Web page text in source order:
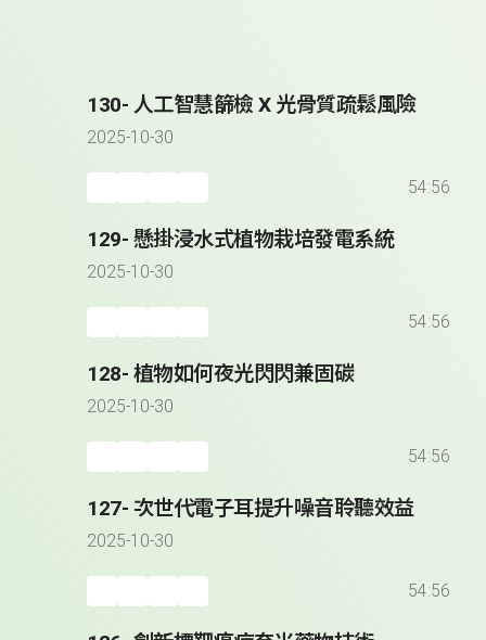
130- 人工智慧篩檢 X 光骨質疏鬆風險
2025-10-30
54:56
129- 懸掛浸水式植物栽培發電系統
2025-10-30
54:56
128- 植物如何夜光閃閃兼固碳
2025-10-30
54:56
127- 次世代電子耳提升噪音聆聽效益
2025-10-30
54:56